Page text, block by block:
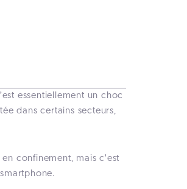
essentiellement un choc
dans certains secteurs,
confinement, mais c’est